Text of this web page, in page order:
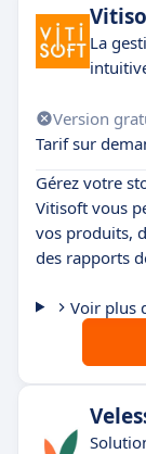
La
Version
Tarif sur
Gérez votre
Vitisoft vous
vos produits,
des rapports
Voir plus